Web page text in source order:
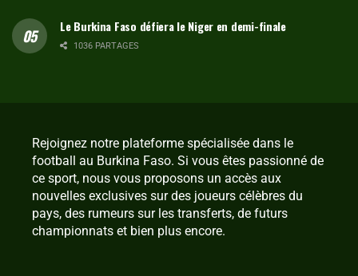
Le Burkina Faso défiera le Niger en demi-finale
1036 PARTAGES
Rejoignez notre plateforme spécialisée dans le
football au Burkina Faso. Si vous êtes passionné de
ce sport, nous vous proposons un accès aux
nouvelles exclusives sur des joueurs célèbres du
pays, des rumeurs sur les transferts, de futurs
championnats et bien plus encore.